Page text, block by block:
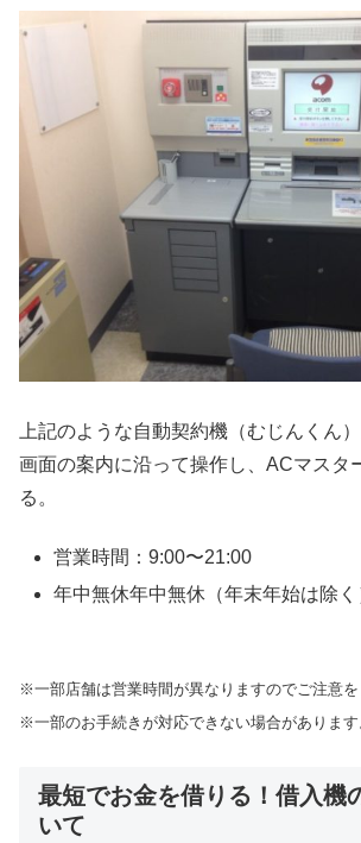
上記のような自動契約機（むじんくん
画面の案内に沿って操作し、ACマスタ
る。
営業時間：9:00〜21:00
年中無休年中無休（年末年始は除く
※一部店舗は営業時間が異なりますのでご注意を
※一部のお手続きが対応できない場合があります
最短でお金を借りる！借入機
いて